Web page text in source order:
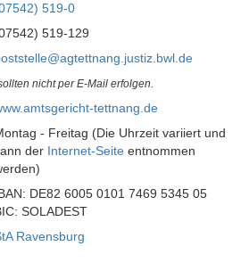
519-0
519-129
nicht per E-Mail erfolgen.
tettnang.de
- Freitag (Die Uhrzeit variiert und
der Internet-Seite entnommen
DE82 6005 0101 7469 5345 05
SOLADEST
Ravensburg